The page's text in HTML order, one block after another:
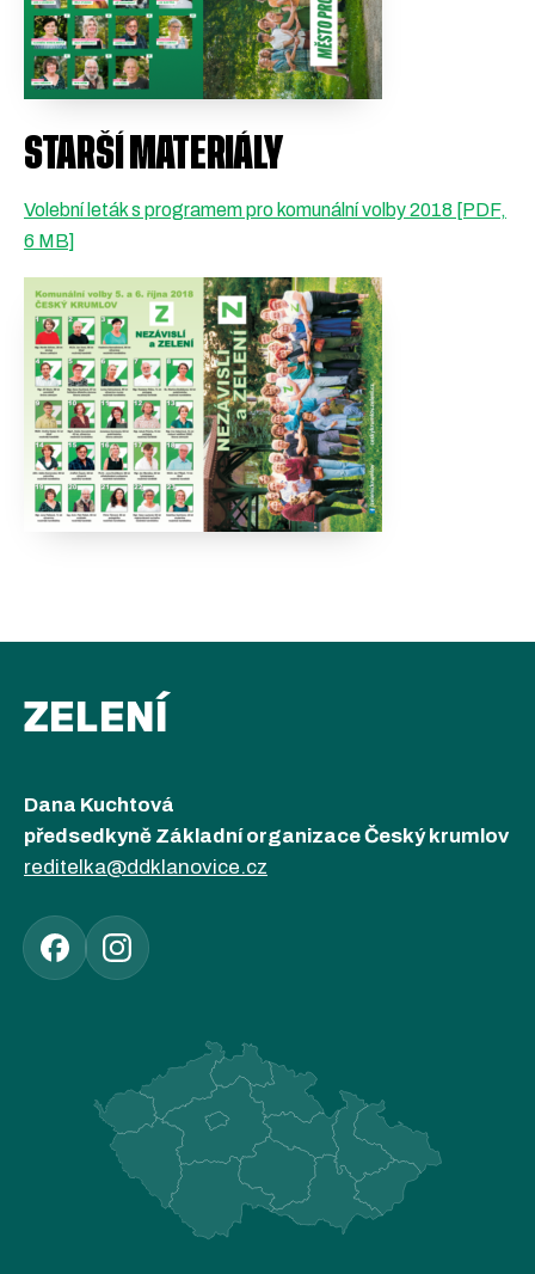
STARŠÍ MATERIÁLY
Volební leták s programem pro komunální volby 2018 [PDF,
6 MB]
ZELENÍ
Dana Kuchtová
předsedkyně Základní organizace Český krumlov
reditelka@ddklanovice.cz